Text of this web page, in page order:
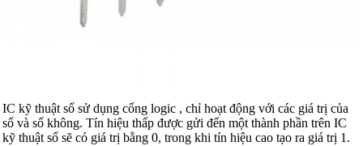
IC kỹ thuật số sử dụng cổng logic , chỉ hoạt động với các giá trị của
số và số không. Tín hiệu thấp được gửi đến một thành phần trên IC
kỹ thuật số sẽ có giá trị bằng 0, trong khi tín hiệu cao tạo ra giá trị 1.